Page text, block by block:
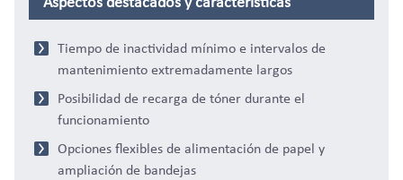
Tiempo de inactividad mínimo e intervalos de
mantenimiento extremadamente largos
Posibilidad de recarga de tóner durante el
funcionamiento
Opciones flexibles de alimentación de papel y
ampliación de bandejas